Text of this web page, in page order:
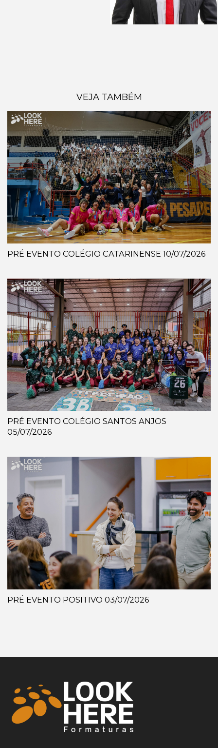
VEJA TAMBÉM
PRÉ EVENTO COLÉGIO CATARINENSE 10/07/2026
PRÉ EVENTO COLÉGIO SANTOS ANJOS
05/07/2026
PRÉ EVENTO POSITIVO 03/07/2026